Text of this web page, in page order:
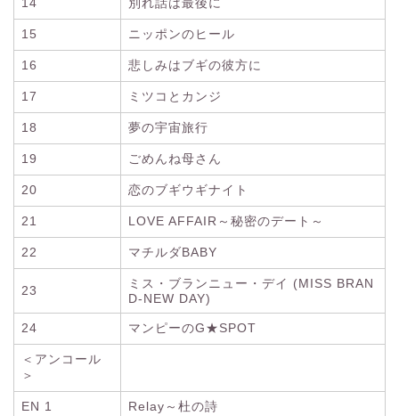
14 別れ話は最後に
15 ニッポンのヒール
16 悲しみはブギの彼方に
17 ミツコとカンジ
18 夢の宇宙旅行
19 ごめんね母さん
20 恋のブギウギナイト
21 LOVE AFFAIR～秘密のデート～
22 マチルダBABY
23
ミス・ブランニュー・デイ (MISS BRAN
D-NEW DAY)
24 マンピーのG★SPOT
＜アンコール
＞
EN 1 Relay～杜の詩